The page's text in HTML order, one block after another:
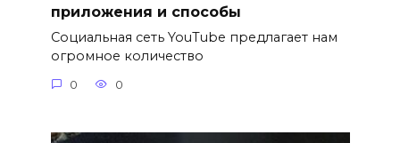
приложения и способы
Социальная сеть YouTube предлагает нам
огромное количество
0 0